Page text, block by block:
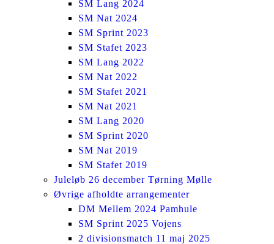
SM Lang 2024
SM Nat 2024
SM Sprint 2023
SM Stafet 2023
SM Lang 2022
SM Nat 2022
SM Stafet 2021
SM Nat 2021
SM Lang 2020
SM Sprint 2020
SM Nat 2019
SM Stafet 2019
Juleløb 26 december Tørning Mølle
Øvrige afholdte arrangementer
DM Mellem 2024 Pamhule
SM Sprint 2025 Vojens
2 divisionsmatch 11 maj 2025